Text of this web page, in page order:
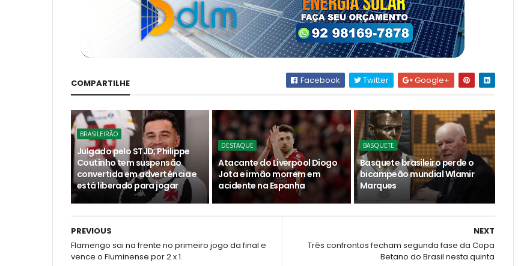
COMPARTILHE Facebook Twitter Google+
BRASILEIRÃO
Julgado pelo STJD, Philippe
Coutinho tem suspensão
convertida em advertência e
está liberado para jogar
DESTAQUE
Atacante do Liverpool Diogo
Jota e irmão morrem em
acidente na Espanha
BASQUETE
Basquete brasileiro perde o
bicampeão mundial Wlamir
Marques
NEXT
Três confrontos fecham segunda fase da Copa
Betano do Brasil nesta quinta
PREVIOUS
Flamengo sai na frente no primeiro jogo da final e
vence o Fluminense por 2 x 1.